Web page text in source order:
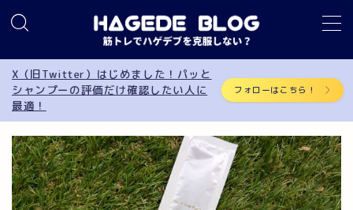
MENU
筋トレ
AGA
サプリメント
X（旧Twitter）はじめました！パッと
シャンプーの評価だけ確認したい人に
最適！
フォローはこちら！